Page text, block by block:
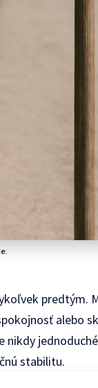
predtým.
alebo
stabilitu.